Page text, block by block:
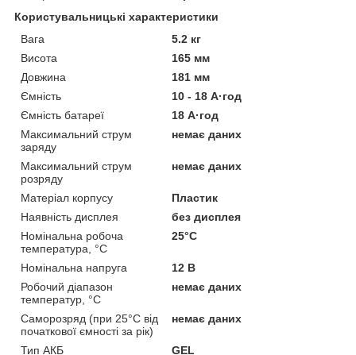
Користувальницькі характеристики
Вага
5.2 кг
Висота
165 мм
Довжина
181 мм
Ємність
10 - 18 А·год
Ємність батареї
18 А·год
Максимальний струм
заряду
немає даних
Максимальний струм
розряду
немає даних
Матеріал корпусу
Пластик
Наявність дисплея
без дисплея
Номінальна робоча
температура, °C
25°C
Номінальна напруга
12 В
Робочий діапазон
температур, °C
немає даних
Саморозряд (при 25°C від
початкової ємності за рік)
немає даних
Тип АКБ GEL